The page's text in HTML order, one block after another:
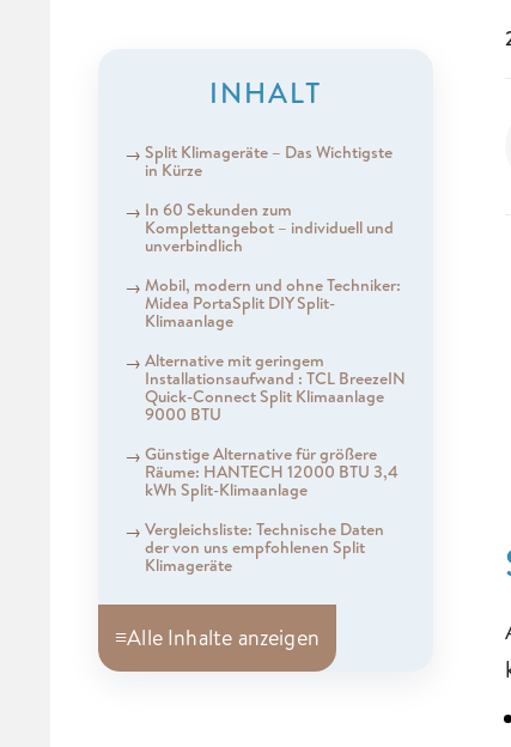
INHALT
Split Klimageräte – Das Wichtigste
in Kürze
In 60 Sekunden zum
Komplettangebot – individuell und
unverbindlich
Mobil, modern und ohne Techniker:
Midea PortaSplit DIY Split-
Klimaanlage
Alternative mit geringem
Installationsaufwand : TCL BreezeIN
Quick-Connect Split Klimaanlage
9000 BTU
Günstige Alternative für größere
Räume: HANTECH 12000 BTU 3,4
kWh Split-Klimaanlage
Vergleichsliste: Technische Daten
der von uns empfohlenen Split
Klimageräte
≡Alle Inhalte anzeigen